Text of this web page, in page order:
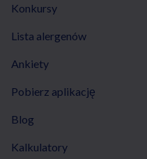
Konkursy
Lista alergenów
Ankiety
Pobierz aplikację
Blog
Kalkulatory